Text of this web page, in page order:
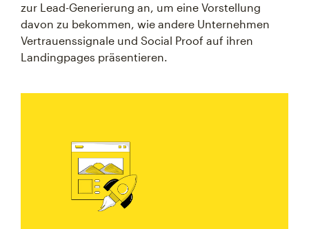
zur Lead-Generierung an, um eine Vorstellung
davon zu bekommen, wie andere Unternehmen
Vertrauenssignale und Social Proof auf ihren
Landingpages präsentieren.